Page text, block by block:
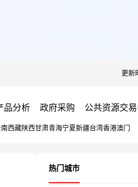
更新
品分析 政府采购 公共资源交
西藏陕西甘肃青海宁夏新疆台湾香港澳门
热门城市